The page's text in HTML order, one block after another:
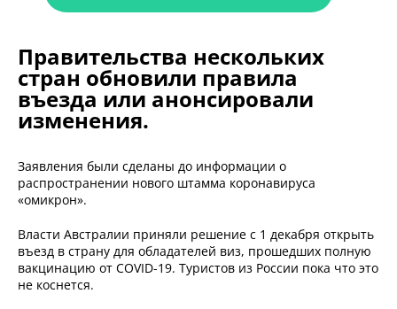
Правительства нескольких
стран обновили правила
въезда или анонсировали
изменения.
Заявления были сделаны до информации о
распространении нового штамма коронавируса
«омикрон».
Власти Австралии приняли решение с 1 декабря открыть
въезд в страну для обладателей виз, прошедших полную
вакцинацию от COVID-19. Туристов из России пока что это
не коснется.